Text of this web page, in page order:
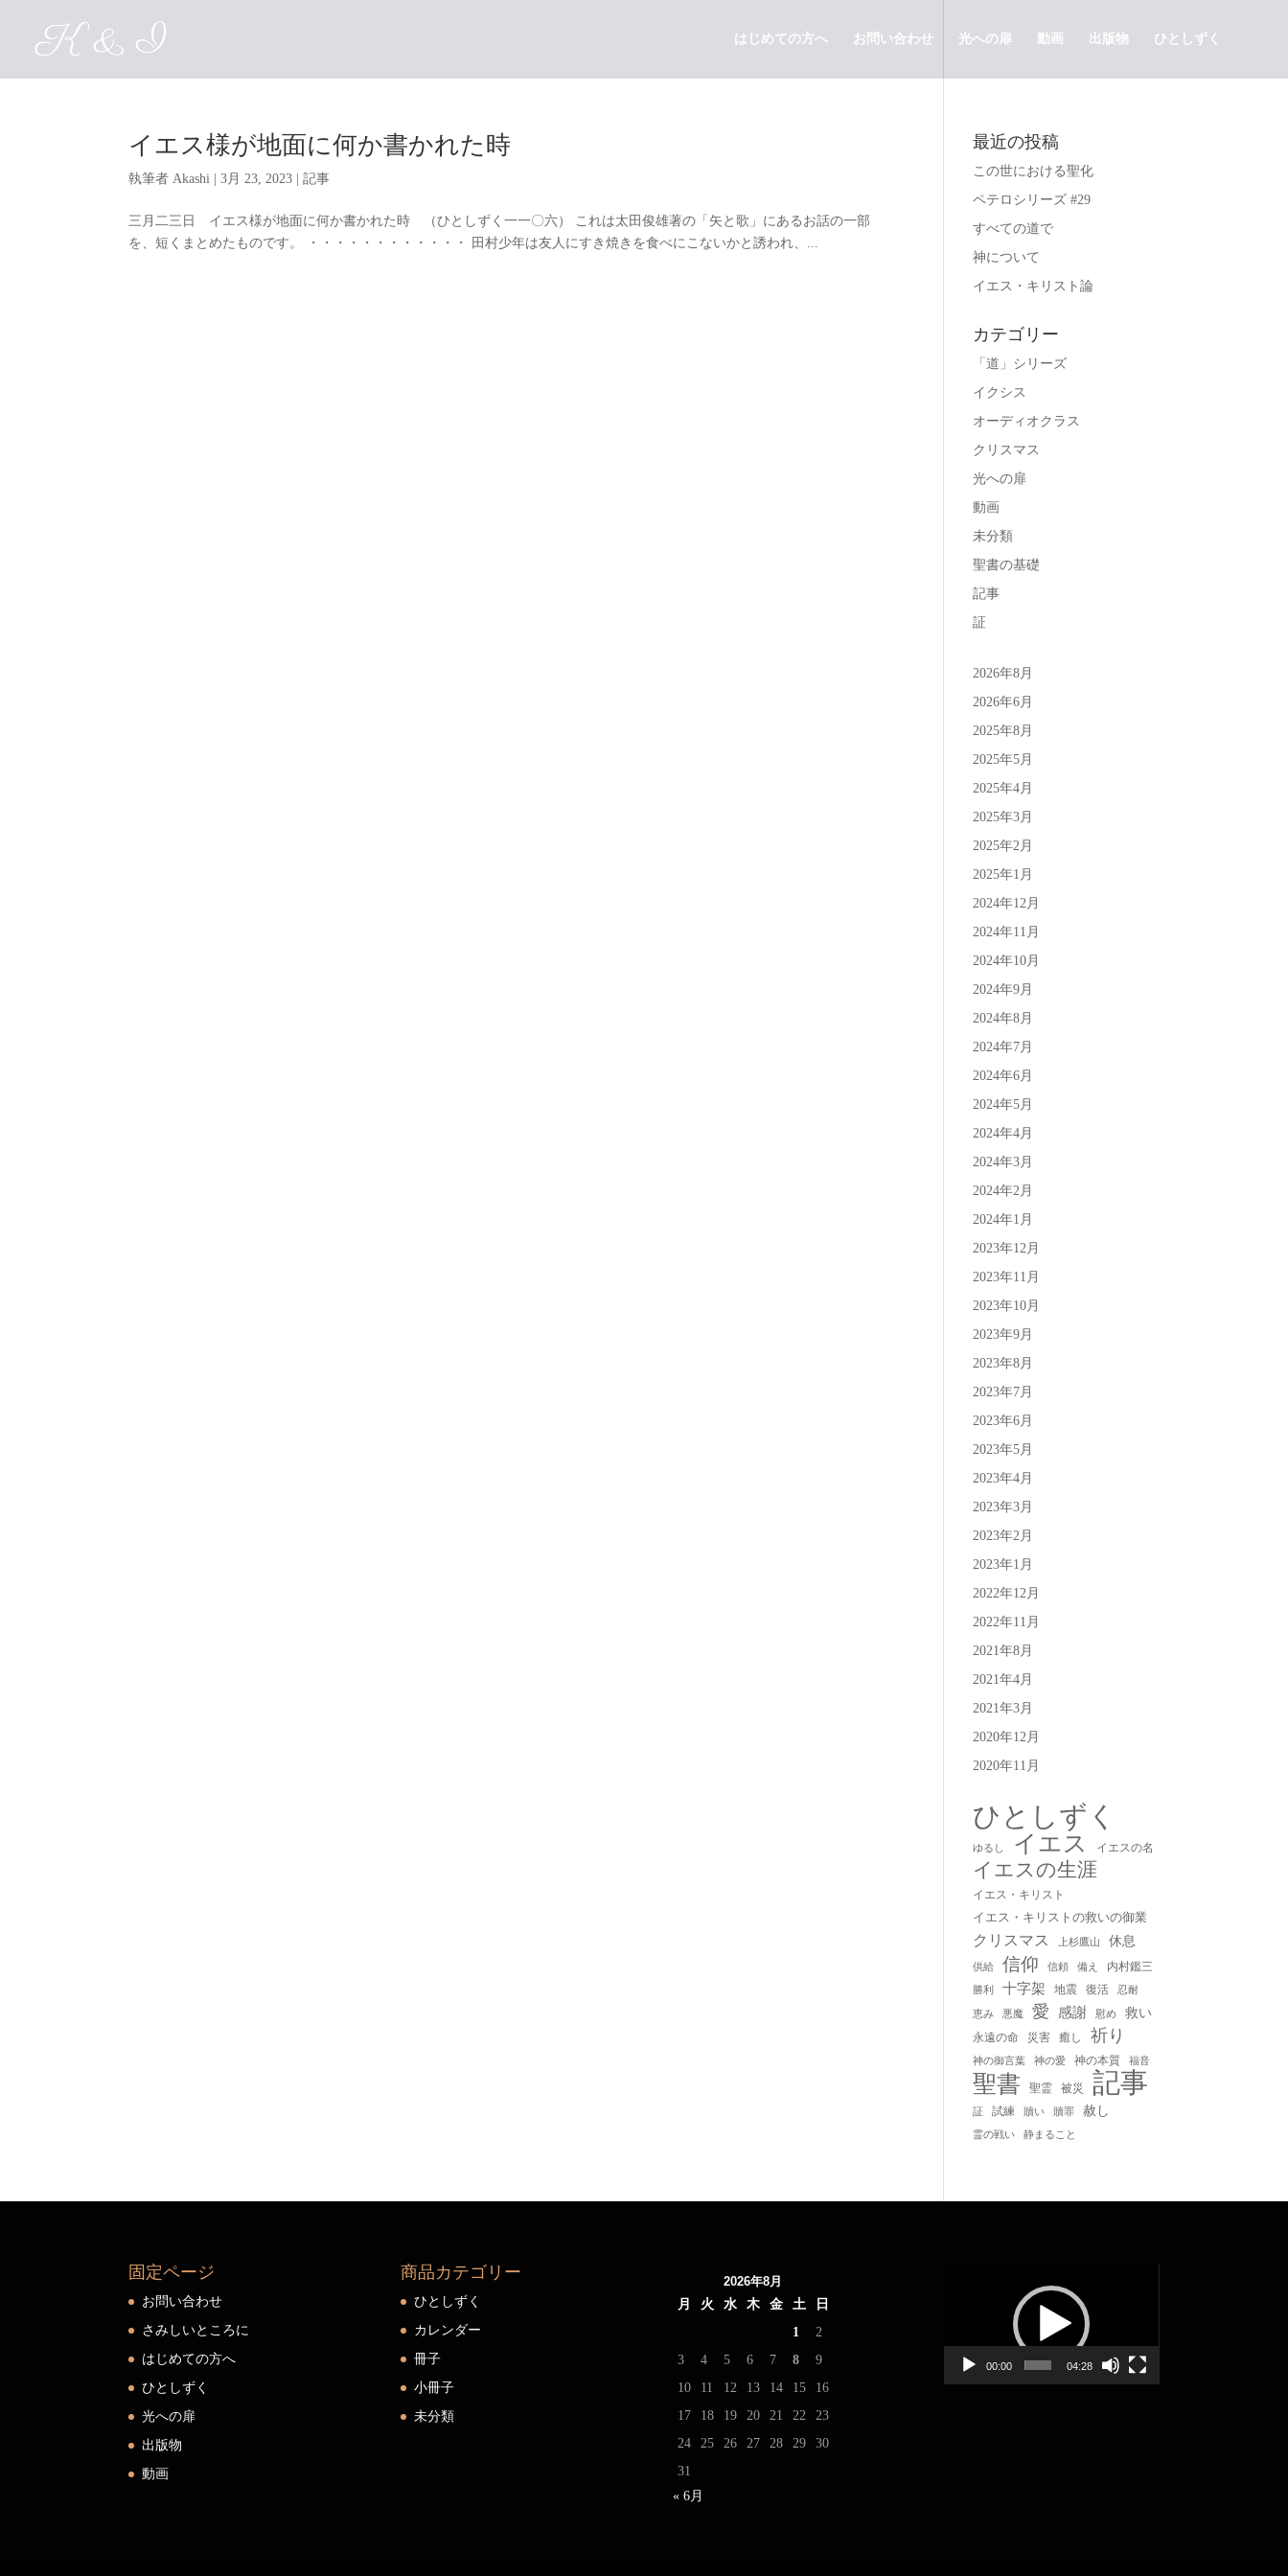
はじめての方へ お問い合わせ 光への扉 動画 出版物 ひとしずく
イエス様が地面に何か書かれた時
執筆者Akashi |3月 23, 2023 |記事
三月二三日 イエス様が地面に何か書かれた時 （ひとしずく一一〇六） これは太田俊雄著の「矢と歌」にあるお話の一部
を、短くまとめたものです。 ・・・・・・・・・・・・ 田村少年は友人にすき焼きを食べにこないかと誘われ、...
最近の投稿
この世における聖化
ペテロシリーズ #29
すべての道で
神について
イエス・キリスト論
カテゴリー
「道」シリーズ
イクシス
オーディオクラス
クリスマス
光への扉
動画
未分類
聖書の基礎
記事
証
2026年8月
2026年6月
2025年8月
2025年5月
2025年4月
2025年3月
2025年2月
2025年1月
2024年12月
2024年11月
2024年10月
2024年9月
2024年8月
2024年7月
2024年6月
2024年5月
2024年4月
2024年3月
2024年2月
2024年1月
2023年12月
2023年11月
2023年10月
2023年9月
2023年8月
2023年7月
2023年6月
2023年5月
2023年4月
2023年3月
2023年2月
2023年1月
2022年12月
2022年11月
2021年8月
2021年4月
2021年3月
2020年12月
2020年11月
ひとしずく
ゆるし イエス イエスの名
イエスの生涯
イエス・キリスト
イエス・キリストの救いの御業
クリスマス 上杉鷹山 休息
供給 信仰 信頼 備え 内村鑑三
勝利 十字架 地震 復活 忍耐
恵み 悪魔 愛 感謝 慰め 救い
永遠の命 災害 癒し 祈り
神の御言葉 神の愛 神の本質 福音
聖書 聖霊 被災 記事
証 試練 贖い 贖罪 赦し
霊の戦い 静まること
固定ページ
お問い合わせ
さみしいところに
はじめての方へ
ひとしずく
光への扉
出版物
動画
商品カテゴリー
ひとしずく
カレンダー
冊子
小冊子
未分類
2026年8月
月
火 水 木 金 土
日
1
2
3
4 5 6 7 8
9
10
11 12 13 14 15
16
17
18 19 20 21 22
23
24
25 26 27 28 29
30
31
« 6月
ヤ
00:00 04:28